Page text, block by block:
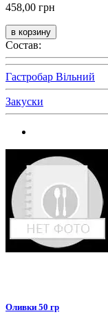
458,00 грн
Состав:
Гастробар Вільний
Закуски
Оливки 50 гр